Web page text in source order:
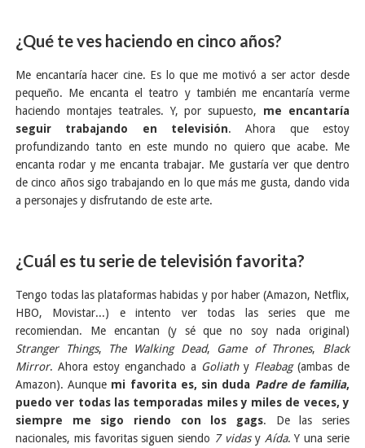
¿Qué te ves haciendo en cinco años?
Me encantaría hacer cine. Es lo que me motivó a ser actor desde
pequeño. Me encanta el teatro y también me encantaría verme
haciendo montajes teatrales. Y, por supuesto, me encantaría
seguir trabajando en televisión. Ahora que estoy
profundizando tanto en este mundo no quiero que acabe. Me
encanta rodar y me encanta trabajar. Me gustaría ver que dentro
de cinco años sigo trabajando en lo que más me gusta, dando vida
a personajes y disfrutando de este arte.
¿Cuál es tu serie de televisión favorita?
Tengo todas las plataformas habidas y por haber (Amazon, Netflix,
HBO, Movistar...) e intento ver todas las series que me
recomiendan. Me encantan (y sé que no soy nada original)
Stranger Things, The Walking Dead, Game of Thrones, Black
Mirror. Ahora estoy enganchado a Goliathy Fleabag(ambas de
Amazon). Aunque mi favorita es, sin duda Padre de familia,
puedo ver todas las temporadas miles y miles de veces, y
siempre me sigo riendo con los gags. De las series
nacionales, mis favoritas siguen siendo 7 vidasy Aída. Y una serie